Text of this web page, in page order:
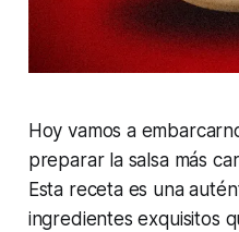
Hoy vamos a
preparar la salsa más
Esta receta es una
ingredientes exquisitos